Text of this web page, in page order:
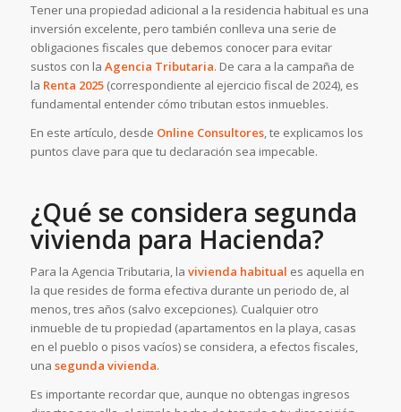
Tener una propiedad adicional a la residencia habitual es una
inversión excelente, pero también conlleva una serie de
obligaciones fiscales que debemos conocer para evitar
sustos con la Agencia Tributaria. De cara a la campaña de
la Renta 2025(correspondiente al ejercicio fiscal de 2024), es
fundamental entender cómo tributan estos inmuebles.
En este artículo, desde Online Consultores, te explicamos los
puntos clave para que tu declaración sea impecable.
¿Qué se considera segunda
vivienda para Hacienda?
Para la Agencia Tributaria, la vivienda habitual es aquella en
la que resides de forma efectiva durante un periodo de, al
menos, tres años (salvo excepciones). Cualquier otro
inmueble de tu propiedad (apartamentos en la playa, casas
en el pueblo o pisos vacíos) se considera, a efectos fiscales,
una segunda vivienda.
Es importante recordar que, aunque no obtengas ingresos